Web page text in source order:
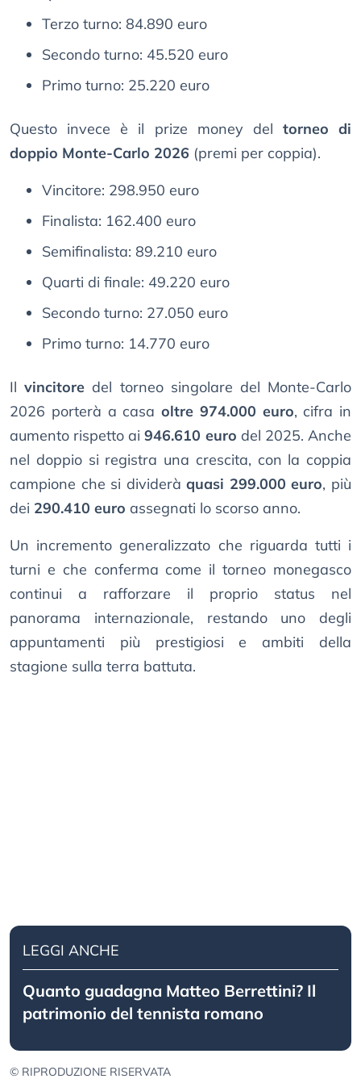
Terzo turno: 84.890 euro
Secondo turno: 45.520 euro
Primo turno: 25.220 euro
Questo invece è il prize money del torneo di
doppio Monte-Carlo 2026 (premi per coppia).
Vincitore: 298.950 euro
Finalista: 162.400 euro
Semifinalista: 89.210 euro
Quarti di finale: 49.220 euro
Secondo turno: 27.050 euro
Primo turno: 14.770 euro
Ilvincitore del torneo singolare del Monte-Carlo
2026 porterà a casa oltre 974.000 euro, cifra in
aumento rispetto ai946.610 euro del 2025. Anche
nel doppio si registra una crescita, con la coppia
campione che si divideràquasi 299.000 euro, più
dei 290.410 euro assegnati lo scorso anno.
Un incremento generalizzato che riguarda tutti i
turni e che conferma come il torneo monegasco
continui a rafforzare il proprio status nel
panorama internazionale, restando uno degli
appuntamenti più prestigiosi e ambiti della
stagione sulla terra battuta.
LEGGI ANCHE
Quanto guadagna Matteo Berrettini? Il
patrimonio del tennista romano
© RIPRODUZIONE RISERVATA